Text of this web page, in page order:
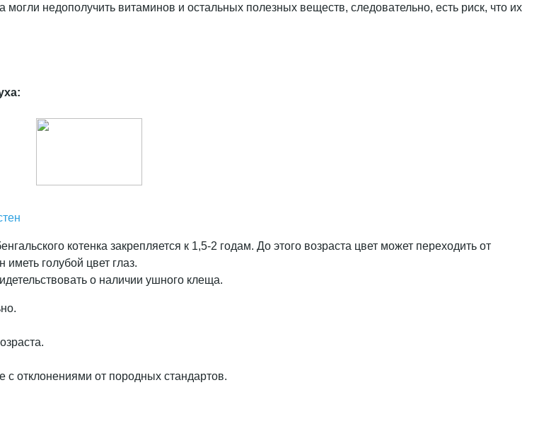
недополучить витаминов и остальных полезных веществ, следовательно, есть риск, что их
котенка закрепляется к 1,5-2 годам. До этого возраста цвет может переходить от
голубой цвет глаз.
о наличии ушного клеща.
с отклонениями от породных стандартов.